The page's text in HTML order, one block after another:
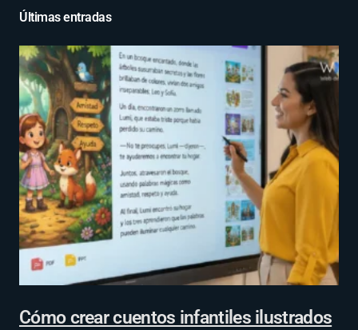
Últimas entradas
Cómo crear cuentos infantiles ilustrados